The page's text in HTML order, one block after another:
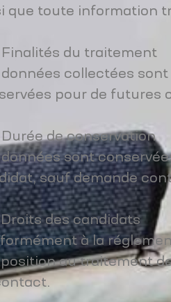
que toute information
Finalités du traitement
données collectées
pour de futures
Durée de conservation
sont
sauf demande
des candidats
à la
au traitement